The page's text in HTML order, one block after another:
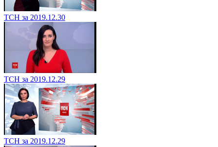
ТСН за 2019.12.30
ТСН за 2019.12.29
ТСН за 2019.12.29